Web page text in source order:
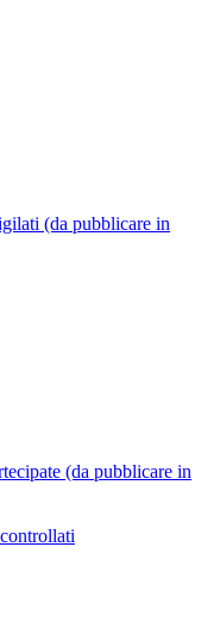
(da pubblicare in
(da pubblicare in